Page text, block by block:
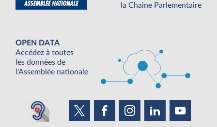
la Chaine Parlementaire
OPEN DATA
Accédez à toutes
les données de
l'Assemblée nationale